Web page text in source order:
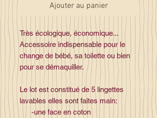
Ajouter au panier
Très écologique, économique...
Accessoire indispensable pour le
change de bébé, sa toilette ou bien
pour se démaquiller.
Le lot est constitué de 5 lingettes
lavables elles sont faites main:
-une face en coton